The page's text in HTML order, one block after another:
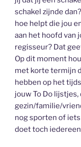
schakel zijnde
hoe helpt die jou
aan het hoofd van
regisseur? Dat
Op dit moment
met korte termijn
hebben op het
jouw To Do
gezin/familie/
nog sporten of
doet toch